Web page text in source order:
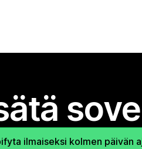
ilmaiseksi kolmen päivän